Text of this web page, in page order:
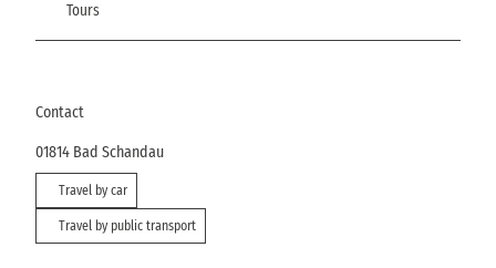
Tours
Contact
01814 Bad Schandau
Travel by car
Travel by public transport